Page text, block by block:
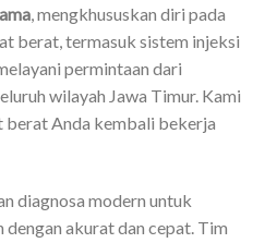
, mengkhususkan diri pada
berat, termasuk sistem injeksi
permintaan dari
wilayah Jawa Timur. Kami
berat Anda kembali bekerja
diagnosa modern untuk
akurat dan cepat. Tim